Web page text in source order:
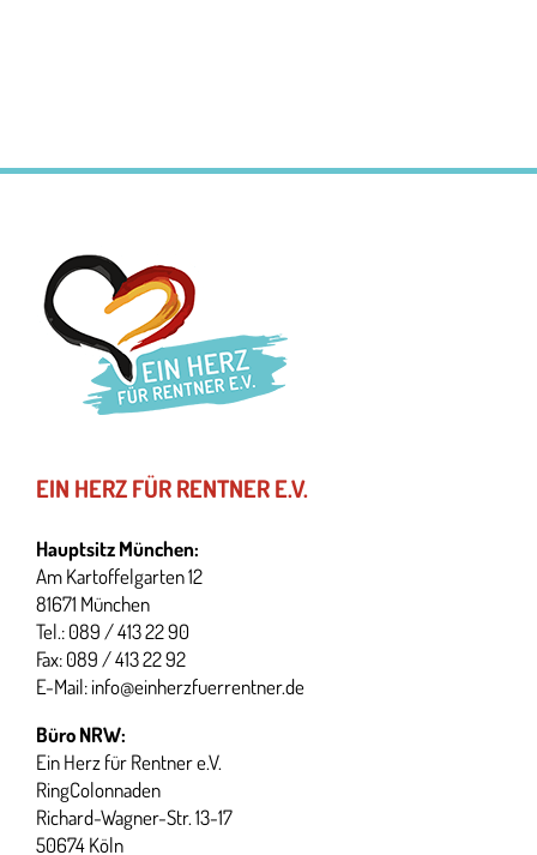
EIN HERZ FÜR RENTNER E.V.
Hauptsitz München:
Am Kartoffelgarten 12
81671 München
Tel.: 089 / 413 22 90
Fax: 089 / 413 22 92
E-Mail:info@einherzfuerrentner.de
Büro NRW:
Ein Herz für Rentner e.V.
RingColonnaden
Richard-Wagner-Str. 13-17
50674 Köln